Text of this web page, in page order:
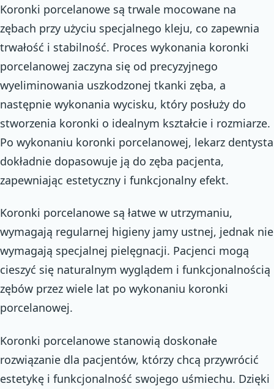
Koronki porcelanowe są trwale mocowane na
zębach przy użyciu specjalnego kleju, co zapewnia
trwałość i stabilność. Proces wykonania koronki
porcelanowej zaczyna się od precyzyjnego
wyeliminowania uszkodzonej tkanki zęba, a
następnie wykonania wycisku, który posłuży do
stworzenia koronki o idealnym kształcie i rozmiarze.
Po wykonaniu koronki porcelanowej, lekarz dentysta
dokładnie dopasowuje ją do zęba pacjenta,
zapewniając estetyczny i funkcjonalny efekt.
Koronki porcelanowe są łatwe w utrzymaniu,
wymagają regularnej higieny jamy ustnej, jednak nie
wymagają specjalnej pielęgnacji. Pacjenci mogą
cieszyć się naturalnym wyglądem i funkcjonalnością
zębów przez wiele lat po wykonaniu koronki
porcelanowej.
Koronki porcelanowe stanowią doskonałe
rozwiązanie dla pacjentów, którzy chcą przywrócić
estetykę i funkcjonalność swojego uśmiechu. Dzięki